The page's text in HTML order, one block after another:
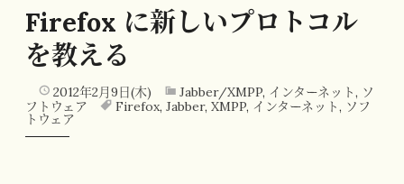
Firefox に新しいプロトコル
を教える
2012年2月9日(木) Jabber/XMPP, インターネット, ソ
フトウェア
Firefox, Jabber, XMPP, インターネット, ソフ
トウェア